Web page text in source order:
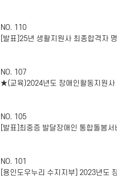
NO. 110
[발표]25년 생활지원사 최종합격자
NO. 107
★(교육)2024년도 장애인활동지원
NO. 105
[발표]최중증 발달장애인 통합돌봄
NO. 101
[용인도우누리 수지지부] 2023년도